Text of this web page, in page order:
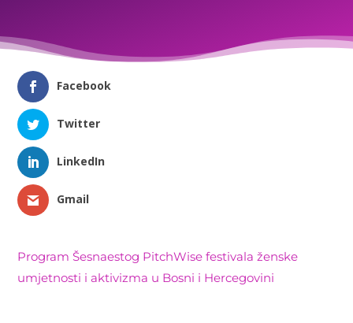
Facebook
Twitter
LinkedIn
Gmail
Program Šesnaestog PitchWise festivala ženske
umjetnosti i aktivizma u Bosni i Hercegovini